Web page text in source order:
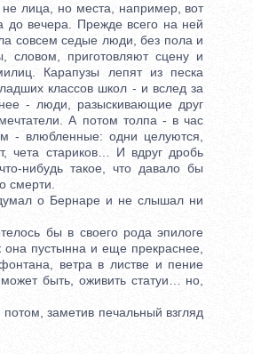
лица, но места, например, вот
до вечера. Прежде всего на ней
совсем седые люди, без пола и
словом, приготовляют сцену и
Карапузы лепят из песка
классов школ - и вслед за
- люди, разыскивающие друг
А потом толпа - в час
- влюбленные: одни целуются,
чета стариков… И вдруг дробь
нибудь такое, что давало бы
смерти.
о Бернаре и не слышал ни
бы в своего рода эпилоге
она пустынна и еще прекраснее,
ветра в листве и пение
быть, оживить статуи… но,
заметив печальный взгляд